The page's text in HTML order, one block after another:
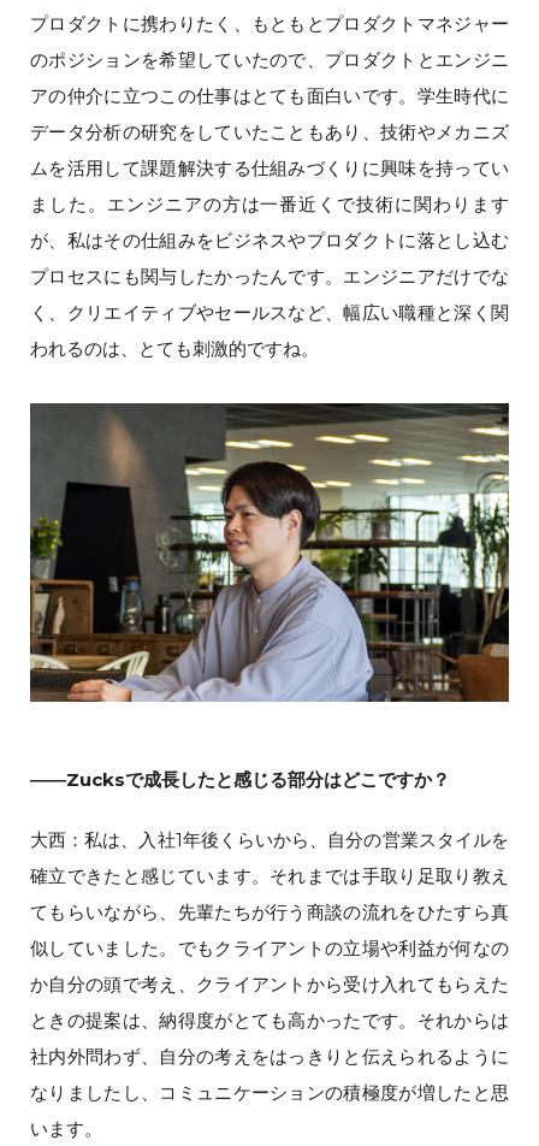
プロダクトに携わりたく、もともとプロダクトマネジャー
のポジションを希望していたので、プロダクトとエンジニ
アの仲介に立つこの仕事はとても面白いです。学生時代に
データ分析の研究をしていたこともあり、技術やメカニズ
ムを活用して課題解決する仕組みづくりに興味を持ってい
ました。エンジニアの方は一番近くで技術に関わります
が、私はその仕組みをビジネスやプロダクトに落とし込む
プロセスにも関与したかったんです。エンジニアだけでな
く、クリエイティブやセールスなど、幅広い職種と深く関
われるのは、とても刺激的ですね。
――Zucksで成長したと感じる部分はどこですか？
大西：私は、入社1年後くらいから、自分の営業スタイルを
確立できたと感じています。それまでは手取り足取り教え
てもらいながら、先輩たちが行う商談の流れをひたすら真
似していました。でもクライアントの立場や利益が何なの
か自分の頭で考え、クライアントから受け入れてもらえた
ときの提案は、納得度がとても高かったです。それからは
社内外問わず、自分の考えをはっきりと伝えられるように
なりましたし、コミュニケーションの積極度が増したと思
います。